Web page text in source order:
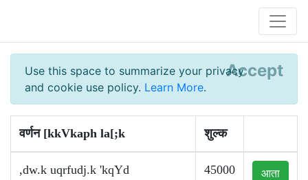
Use this space to summarize your privacy
and cookie use policy. Learn More.
Accept
वर्णन [kkVkaph la[;k शुल्क
,dw.k uqrfudj.k 'kqYd
45000
आता